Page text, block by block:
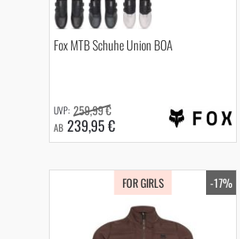
Fox MTB Schuhe Union BOA
AB 239,95 €
259,99 €
-17%
FOR GIRLS